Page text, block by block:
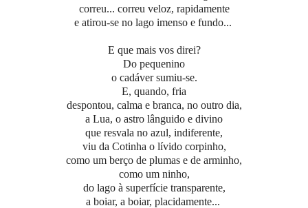
correu... correu veloz, rapidamente
e atirou-se no lago imenso e fundo...
E que mais vos direi?
Do pequenino
o cadáver sumiu-se.
E, quando, fria
despontou, calma e branca, no outro dia,
a Lua, o astro lânguido e divino
que resvala no azul, indiferente,
viu da Cotinha o lívido corpinho,
como um berço de plumas e de arminho,
como um ninho,
do lago à superfície transparente,
a boiar, a boiar, placidamente...